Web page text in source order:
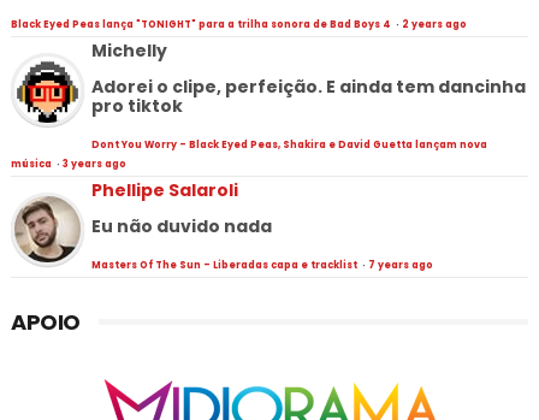
Black Eyed Peas lança "TONIGHT" para a trilha sonora de Bad Boys 4 · 2 years ago
Michelly
Adorei o clipe, perfeição. E ainda tem dancinha
pro tiktok
Dont You Worry - Black Eyed Peas, Shakira e David Guetta lançam nova
música · 3 years ago
Phellipe Salaroli
Eu não duvido nada
Masters Of The Sun - Liberadas capa e tracklist · 7 years ago
APOIO